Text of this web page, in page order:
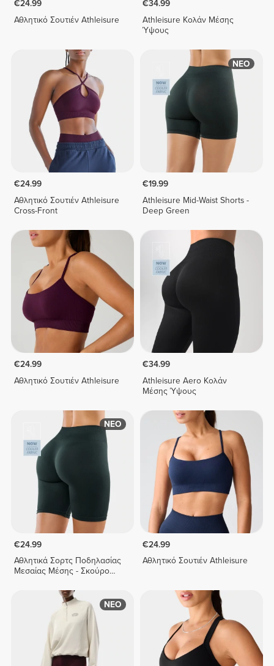
€24.99
Αθλητικό Σουτιέν Athleisure
€34.99
Athleisure Κολάν Μέσης
Ύψους
€24.99
Αθλητικό Σουτιέν Athleisure
Cross-Front
ΝΕΟ
€19.99
Athleisure Mid-Waist Shorts -
Deep Green
€24.99
Αθλητικό Σουτιέν Athleisure
€34.99
Athleisure Aero Κολάν
Μέσης Ύψους
ΝΕΟ
€24.99
Αθλητικά Σορτς Ποδηλασίας
Μεσαίας Μέσης - Σκούρο
€24.99
Αθλητικό Σουτιέν Athleisure
ΝΕΟ